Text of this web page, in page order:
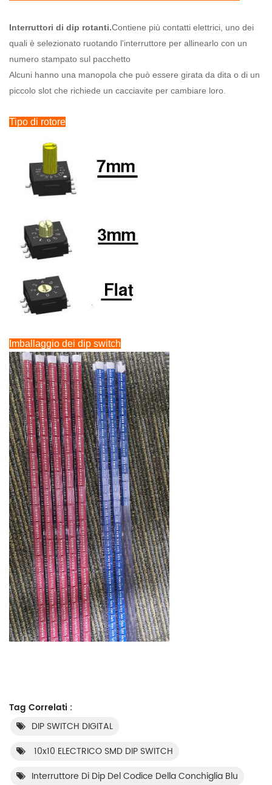
Interruttori di dip rotanti.Contiene più contatti elettrici, uno dei
quali è selezionato ruotando l'interruttore per allinearlo con un
numero stampato sul pacchetto
Alcuni hanno una manopola che può essere girata da dita o di un
piccolo slot che richiede un cacciavite per cambiare loro.
Tipo di rotore
Imballaggio dei dip switch
Tag Correlati :
DIP SWITCH DIGITAL
10x10 ELECTRICO SMD DIP SWITCH
Interruttore Di Dip Del Codice Della Conchiglia Blu